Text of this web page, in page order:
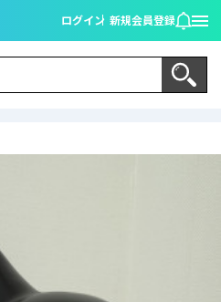
ログイン 新規会員登録